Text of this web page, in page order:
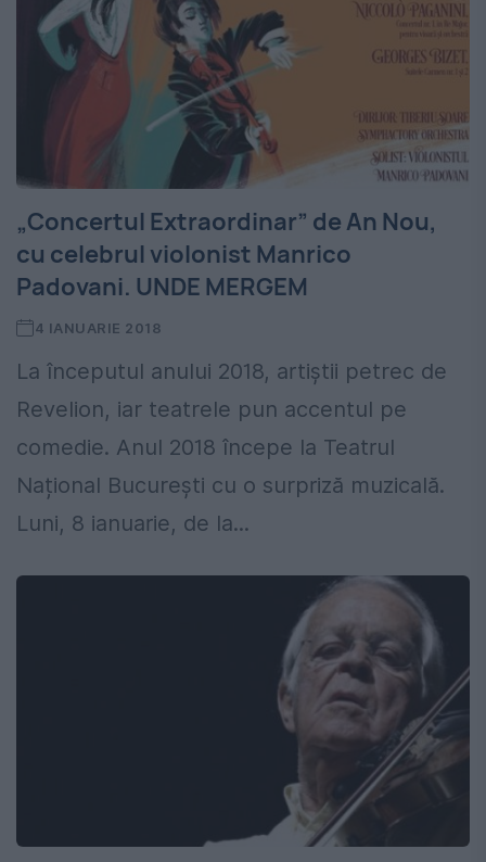
„Concertul Extraordinar” de An Nou,
cu celebrul violonist Manrico
Padovani. UNDE MERGEM
4 IANUARIE 2018
La începutul anului 2018, artiștii petrec de
Revelion, iar teatrele pun accentul pe
comedie. Anul 2018 începe la Teatrul
Național București cu o surpriză muzicală.
Luni, 8 ianuarie, de la...